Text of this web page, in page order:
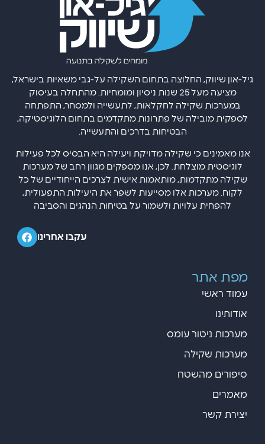
גיל-און שיווק, החלוצה בתחום השקילה על-גבי משאיות בישראל,
מציעה מעל 25 שנות ניסיון ומומחיות. מהתחלה בעיסוק
במערכות שקילה לחקלאות, לתעשייה ולמסחר, התפתחה
לספקית מובילה של פתרונות מתקדמים בתחום הלוגיסטיקה,
הבטיחות בדרכים והתעשייה.
אנו מאמינים כי שקילה מדויקת ויעילה היא הבסיס לכל פעילות
לוגיסטית מוצלחת. לכן, אנו מספקים מגוון רחב של מערכות
שקילה מתקדמות, מותאמות אישית לצרכים הייחודיים של כל
לקוח. מערכות אלו מסייעות לשפר את היעילות התפעולית,
להפחית עלויות ולשמור על בטיחות הנהגים והסביבה
עקבו אחרינו
מפת אתר
עמוד ראשי
אודותינו
מערכות ניטור עומס
מערכות שקילה
סיפורים מהשטח
מאמרים
יצירת קשר